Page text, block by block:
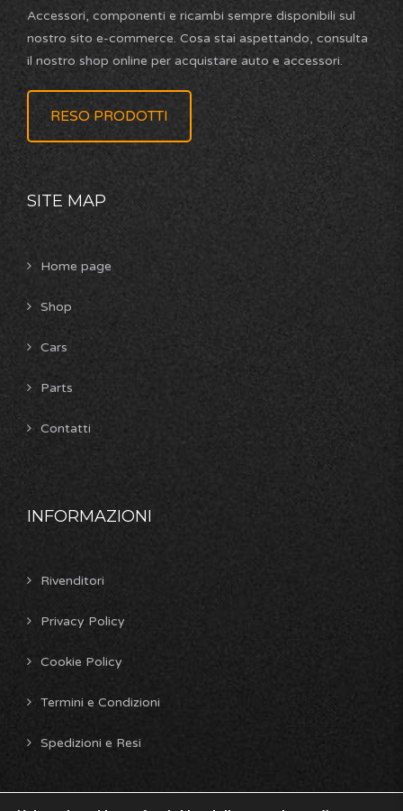
Accessori, componenti e ricambi sempre disponibili sul
nostro sito e-commerce. Cosa stai aspettando, consulta
il nostro shop online per acquistare auto e accessori.
RESO PRODOTTI
SITE MAP
Home page
Shop
Cars
Parts
Contatti
INFORMAZIONI
Rivenditori
Privacy Policy
Cookie Policy
Termini e Condizioni
Spedizioni e Resi